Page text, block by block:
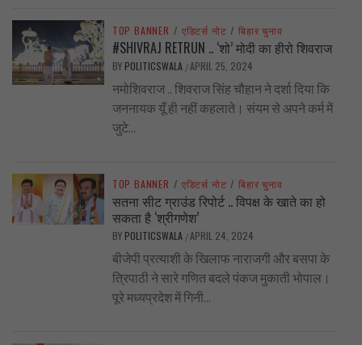
TOP BANNER / एडिटर्स नोट / बिहार चुनाव
#SHIVRAJ RETRUN .. ‘शो’ मोदी का हीरो शिवराज
BY POLITICSWALA /APRIL 25, 2024
नमोशिवराज .. शिवराज सिंह चौहान ने दर्शा दिया कि
जननायक यूँ ही नहीं कहलाते। संयम से अपने कर्म में
जुटे...
TOP BANNER / एडिटर्स नोट / बिहार चुनाव
सतना सीट ग्राउंड रिपोर्ट .. विपक्ष के खाते का हो
सकता है ‘श्रीगणेश’
BY POLITICSWALA /APRIL 24, 2024
बीजेपी प्रत्याशी के खिलाफ नाराजगी और बसपा के
त्रिपाठी ने सारे गणित बदले पंकज मुकाती भोपाल।
पूरे मध्यप्रदेश में गिनी...